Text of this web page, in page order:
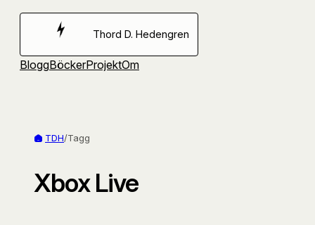
Hoppa
Thord D. Hedengren
BloggBöckerProjektOm
TDH/Tagg
Xbox Live